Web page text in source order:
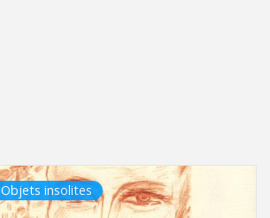
Objets insolites